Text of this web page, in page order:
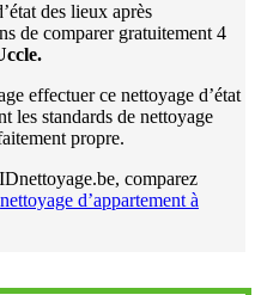
des lieux après
de comparer gratuitement 4
effectuer ce nettoyage d’état
les standards de nettoyage
propre.
comparez
nettoyage d’appartement à